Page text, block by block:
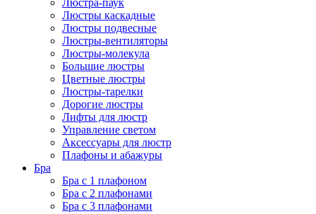
Люстра-паук
Люстры каскадные
Люстры подвесные
Люстры-вентиляторы
Люстры-молекула
Большие люстры
Цветные люстры
Люстры-тарелки
Дорогие люстры
Лифты для люстр
Управление светом
Аксессуары для люстр
Плафоны и абажуры
Бра
Бра с 1 плафоном
Бра с 2 плафонами
Бра с 3 плафонами